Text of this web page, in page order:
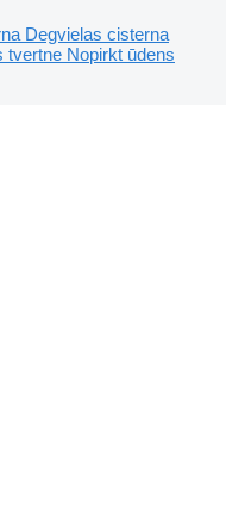
Degvielas cisterna
tvertne Nopirkt ūdens